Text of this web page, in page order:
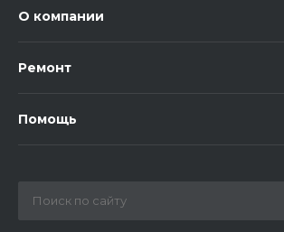
О компании
Ремонт
Помощь